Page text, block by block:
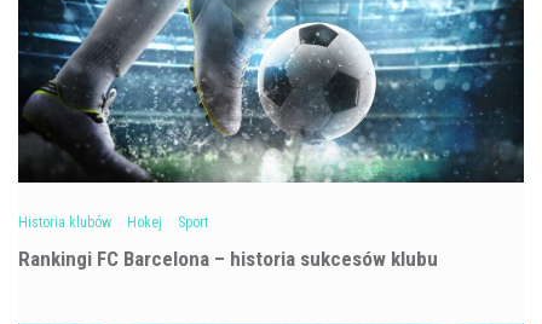
Historia klubów Hokej Sport
Rankingi FC Barcelona – historia sukcesów klubu